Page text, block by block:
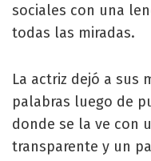
sociales con una
todas las miradas.
La actriz dejó a sus
palabras luego de
donde se la ve con
transparente y un